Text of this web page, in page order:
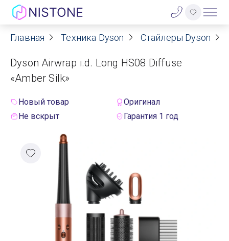
Акции
О нас
Договор оферты
Реквизиты
Контакты
Гарантия
Оплата
Главная Техника Dyson Стайлеры Dyson
Dyson Airwrap i.d. Long HS08 Diffuse
«Amber Silk»
Новый товар
Оригинал
Не вскрыт
Гарантия 1 год